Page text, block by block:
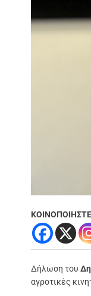
Δήλωση του
αγροτικές